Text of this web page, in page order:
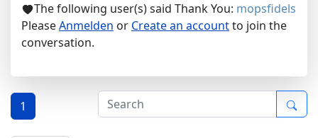
The following user(s) said Thank You: mopsfidels
PleaseAnmelden or Create an accountto join the
conversation.
1